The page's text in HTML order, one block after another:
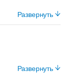
Развернуть
Развернуть